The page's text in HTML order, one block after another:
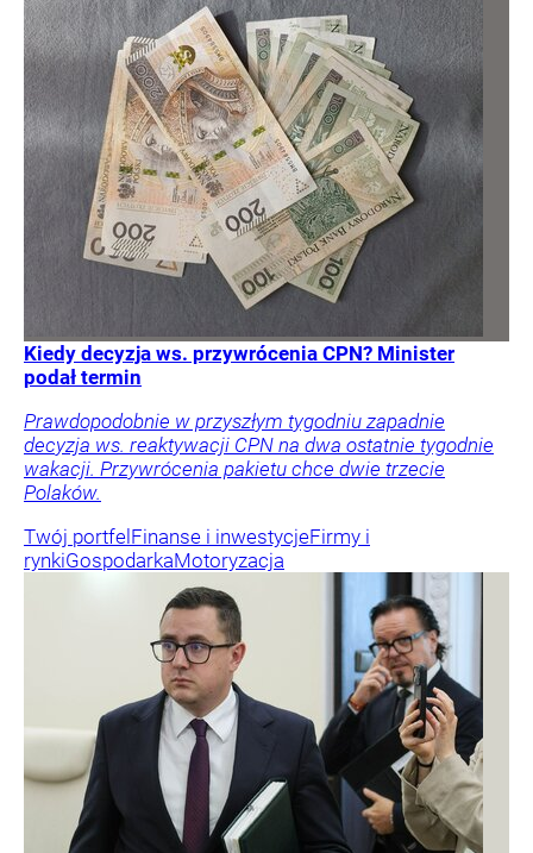
Kiedy decyzja ws. przywrócenia CPN? Minister
podał termin
Prawdopodobnie w przyszłym tygodniu zapadnie
decyzja ws. reaktywacji CPN na dwa ostatnie tygodnie
wakacji. Przywrócenia pakietu chce dwie trzecie
Polaków.
Twój portfelFinanse i inwestycjeFirmy i
rynkiGospodarkaMotoryzacja